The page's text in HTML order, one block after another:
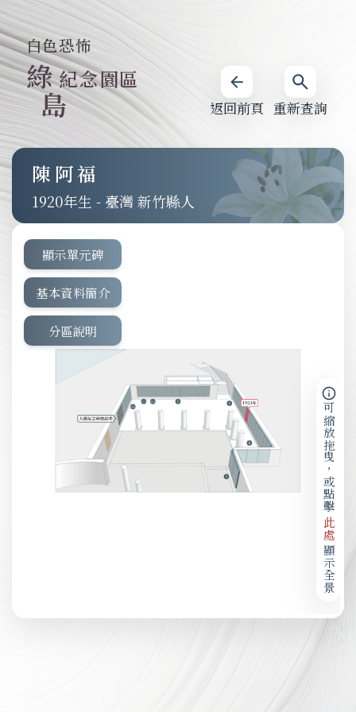
重新查詢
返回前頁
白色恐怖
綠
島
紀念園區
陳阿福
1920 - 臺灣 新竹縣人
顯示單元碑
基本資料簡介
分區說明
可縮放拖曳，或點擊
此處
顯示全景